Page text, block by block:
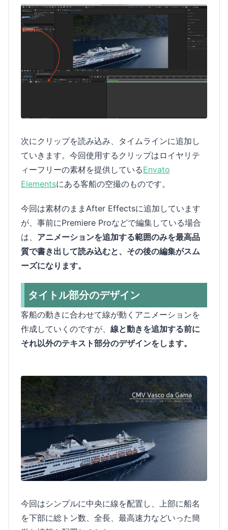
次にクリップを読み込み、タイムラインに追加し
ていきます。今回使用するクリップはロイヤリテ
ィーフリーの素材を提供しているEnvato
Elementsにある客船の空撮のものです。
今回は素材のままAfter Effectsに追加しています
が、事前にPremiere Proなどで編集している場合
は、 アニメーションを追加する範囲のみを最高品
質で書き出して読み込むと、その後の編集がスム
ーズになります。
タイトル部分のデザイン
客船の動きに合わせて線が動くアニメーションを
作成していくのですが、 線と動きを追加する前に
それ以外のテキスト部分のデザインをします。
今回はシンプルに中央に線を配置し、上部に船名
を下部に総トン数、全長、最高速力などいった簡